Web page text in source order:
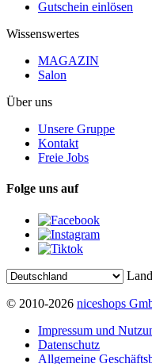
Gutschein einlösen
Wissenswertes
MAGAZIN
Salon
Über uns
Unsere Gruppe
Kontakt
Freie Jobs
Folge uns auf
© 2010-2026 niceshops
Impressum und
Datenschutz
Allgemeine